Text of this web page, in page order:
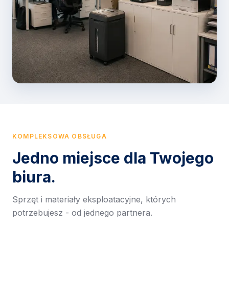
KOMPLEKSOWA OBSŁUGA
Jedno miejsce dla Twojego
biura.
Sprzęt i materiały eksploatacyjne, których
potrzebujesz - od jednego partnera.